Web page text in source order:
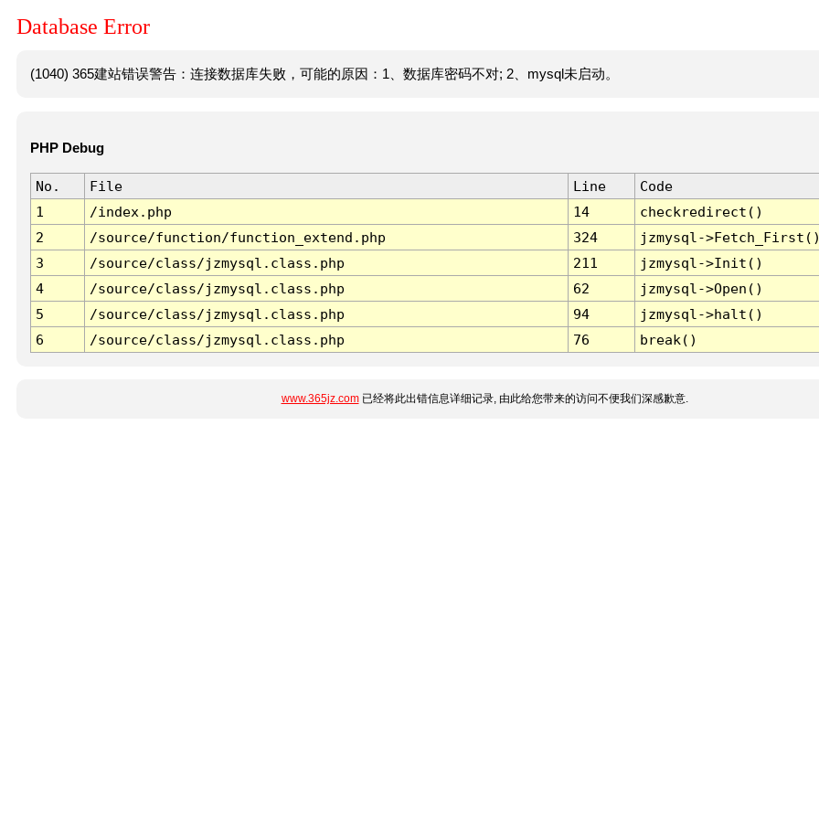
Database Error
(1040) 365建站错误警告：连接数据库失败，可能的原因：1、数据库密码不对; 2、mysql未启动。
PHP Debug
No. File Line
Code
1
/index.php 14
checkredirect()
2
/source/function/function_extend.php 324
jzmysql-
3
/source/class/jzmysql.class.php 211
jzmysql->Init()
4
/source/class/jzmysql.class.php 62
jzmysql->Open()
5
/source/class/jzmysql.class.php 94
jzmysql->halt()
6
/source/class/jzmysql.class.php 76 break()
www.365jz.com已经将此出错信息详细记录, 由此给您带来的访问不便我们深感歉意.